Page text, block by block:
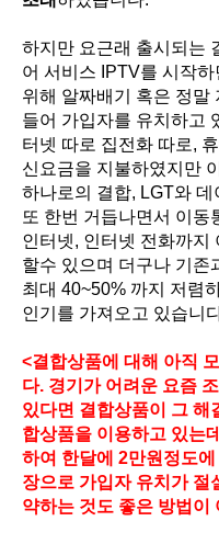
하지만 요근래 출시되는
어 서비스 IPTV를 시작
위해 알짜배기 혹은 정말
들어 가입자를 유치하고
터넷 따로 집전화 따로,
신요금을 지불하였지만
하나로의 결합, LGT와
또 한번 거듭나면서 이동
인터넷, 인터넷 전화까지
할수 있으며 더구나 기존
최대 40~50% 까지 저렴
인기를 가져오고 있습니
<결합상품에 대해 아직
다. 경기가 어려운 요즘
있다면 결합상품이 그 해
합상품을 이용하고 있는
하여 한달에 2만원정도
장으로 가입자 유치가 절
약하는 것도 좋은 방법이